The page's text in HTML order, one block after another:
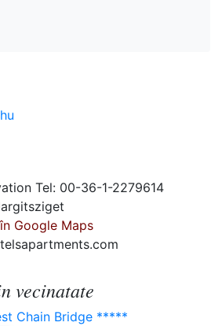
Tel: 00-36-1-2279614
Google Maps
vecinatate
Chain Bridge *****